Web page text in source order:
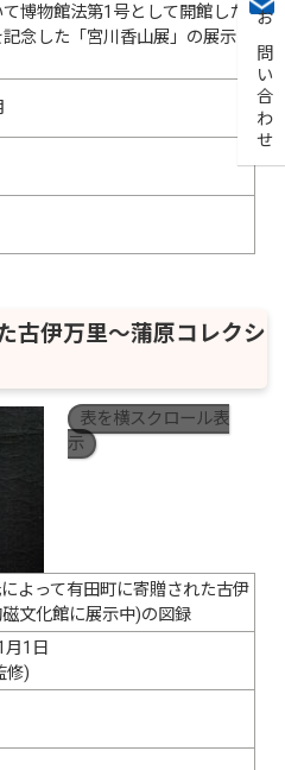
お問い合わせ
博物館法第1号として開館した
念した「宮川香山展」の展示図
古伊万里〜蒲原コレクシ
表を横スクロール表
示
よって有田町に寄贈された古伊
文化館に展示中)の図録
1日
修)